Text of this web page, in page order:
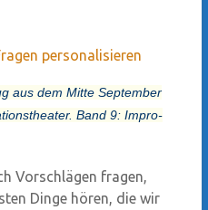
aus dem Mitte September
Band 9: Impro-
Vorschlägen fragen,
Dinge hören, die wir